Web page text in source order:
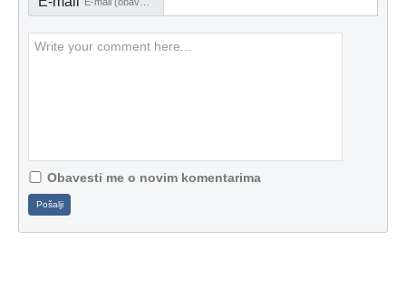
Obavesti me o novim komentarima
Pošalji